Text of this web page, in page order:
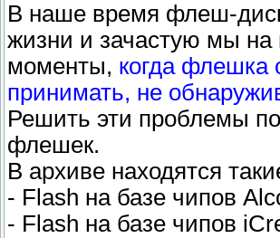
В наше время флеш-
жизни и зачастую мы
моменты, когда флешка
принимать, не
Решить эти проблемы
флешек.
В архиве находятся
- Flash на базе чипов
- Flash на базе чипов